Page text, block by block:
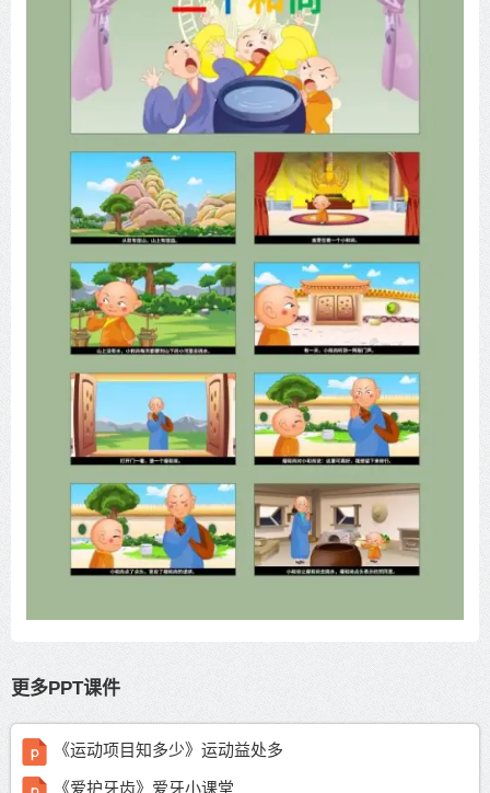
更多PPT课件
《运动项目知多少》运动益处多
《爱护牙齿》爱牙小课堂